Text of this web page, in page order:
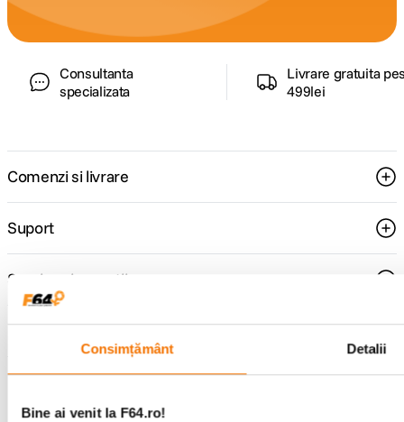
Consimțământ Detalii
Bine ai venit la F64.ro!
Consultanta
specializata
Livrare gratuita
499lei
Comenzi si livrare
Suport
Service si garantii
F64 Studio